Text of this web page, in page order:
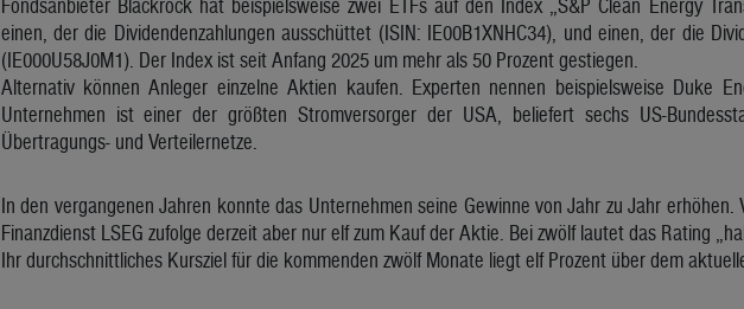
einen, der die Dividendenzahlungen ausschüttet (ISIN: IE00B1XNHC34), und einen, der die
(IE000U58J0M1). Der Index ist seit Anfang 2025 um mehr als 50 Prozent gestiegen.
Alternativ können Anleger einzelne Aktien kaufen. Experten nennen beispielsweise Duke
Unternehmen ist einer der größten Stromversorger der USA, beliefert sechs US-
Übertragungs- und Verteilernetze.
In den vergangenen Jahren konnte das Unternehmen seine Gewinne von Jahr zu Jahr erhöhen.
Finanzdienst LSEG zufolge derzeit aber nur elf zum Kauf der Aktie. Bei zwölf lautet das Rating
Ihr durchschnittliches Kursziel für die kommenden zwölf Monate liegt elf Prozent über dem